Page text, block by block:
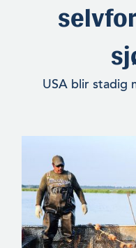
USA blir stadig